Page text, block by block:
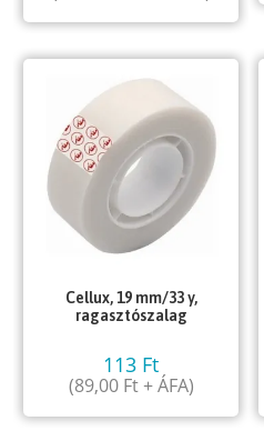
Cellux, 19 mm/33 y,
ragasztószalag
113 Ft
(89,00 Ft+ ÁFA)